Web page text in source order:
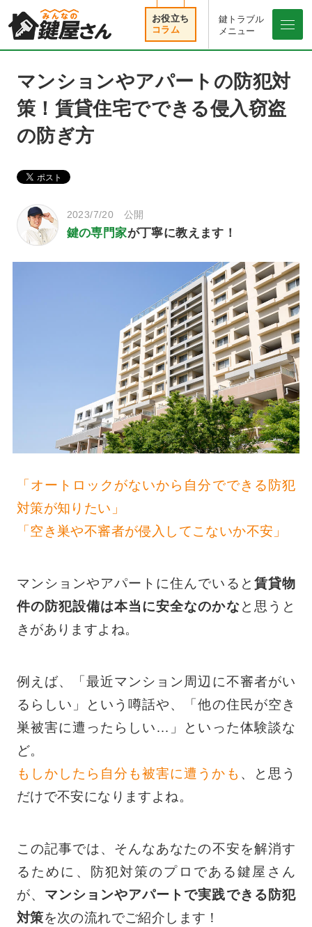
鍵トラブル
メニュー
メニュ
マンションやアパートの防犯対
策！賃貸住宅でできる侵入窃盗
の防ぎ方
2023/7/20 公開
鍵の専門家が丁寧に教えます！
「オートロックがないから自分でできる防犯
対策が知りたい」
「空き巣や不審者が侵入してこないか不安」
マンションやアパートに住んでいると 賃貸物
件の防犯設備は本当に安全なのかなと思うと
きがありますよね。
例えば、「最近マンション周辺に不審者がい
るらしい」という噂話や、「他の住民が空き
巣被害に遭ったらしい…」といった体験談な
ど。
もしかしたら自分も被害に遭うかも 、と思う
だけで不安になりますよね。
この記事では、そんなあなたの不安を解消す
るために、防犯対策のプロである鍵屋さん
が、 マンションやアパートで実践できる防犯
対策を次の流れでご紹介します！